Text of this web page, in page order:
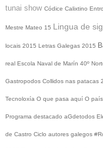
tunai show Códice Calixtino
Mestre Mateo 15 Lingua de
locais 2015 Letras Galegas 2015
real Escola Naval de Marín 40º
Gastropodos Collidos nas patacas
Tecnoloxía O que pasa aquí O
Programa destacado aGdetodos
de Castro Ciclo autores galegos